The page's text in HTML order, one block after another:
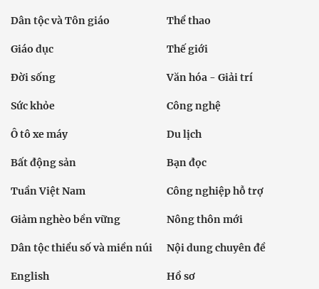
Dân tộc và Tôn giáo Thể thao
Giáo dục Thế giới
Đời sống Văn hóa - Giải trí
Sức khỏe Công nghệ
Ô tô xe máy Du lịch
Bất động sản Bạn đọc
Tuần Việt Nam Công nghiệp hỗ trợ
Giảm nghèo bền vững Nông thôn mới
Dân tộc thiểu số và miền núi Nội dung chuyên đề
English Hồ sơ